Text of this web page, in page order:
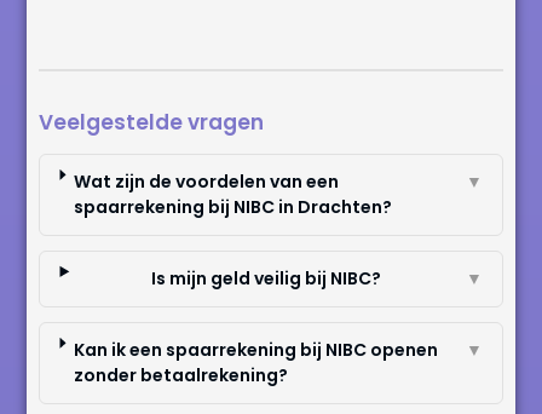
Veelgestelde vragen
Wat zijn de voordelen van een
spaarrekening bij NIBC in Drachten?
▼
Is mijn geld veilig bij NIBC? ▼
Kan ik een spaarrekening bij NIBC openen
zonder betaalrekening?
▼